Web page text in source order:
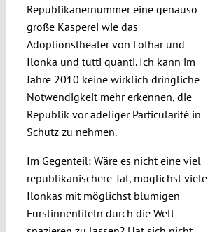
Republikanernummer eine genauso
große Kasperei wie das
Adoptionstheater von Lothar und
Ilonka und tutti quanti. Ich kann im
Jahre 2010 keine wirklich dringliche
Notwendigkeit mehr erkennen, die
Republik vor adeliger Particularité in
Schutz zu nehmen.
Im Gegenteil: Wäre es nicht eine viel
republikanischere Tat, möglichst viele
Ilonkas mit möglichst blumigen
Fürstinnentiteln durch die Welt